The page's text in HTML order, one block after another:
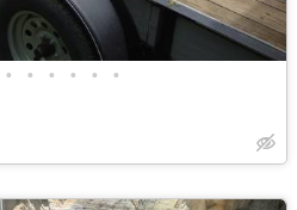
• • • • • •